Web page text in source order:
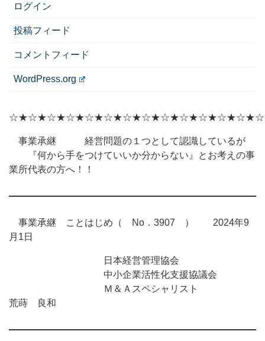
ログイン
投稿フィード
コメントフィード
WordPress.org
事業承継 経営問題の１つとして認識しているが
『何から手をつけていいか分からない』とお考えの事
業所代表の方へ！！
事業承継 ことはじめ（ No．3907 ） 2024年9
月1日
日本経営管理協会
中小企業活性化支援協議会
Ｍ＆Ａスペシャリスト
荒蒔 良和